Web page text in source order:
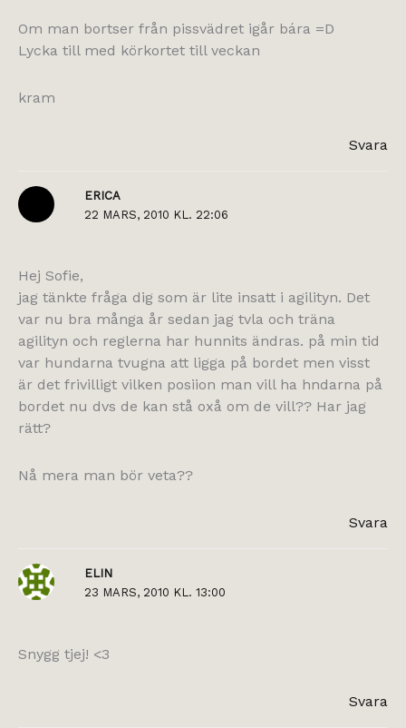
Om man bortser från pissvädret igår bára =D
Lycka till med körkortet till veckan
kram
Svara
ERICA
22 MARS, 2010 KL. 22:06
Hej Sofie,
jag tänkte fråga dig som är lite insatt i agilityn. Det
var nu bra många år sedan jag tvla och träna
agilityn och reglerna har hunnits ändras. på min tid
var hundarna tvugna att ligga på bordet men visst
är det frivilligt vilken posiion man vill ha hndarna på
bordet nu dvs de kan stå oxå om de vill?? Har jag
rätt?
Nå mera man bör veta??
Svara
ELIN
23 MARS, 2010 KL. 13:00
Snygg tjej! <3
Svara